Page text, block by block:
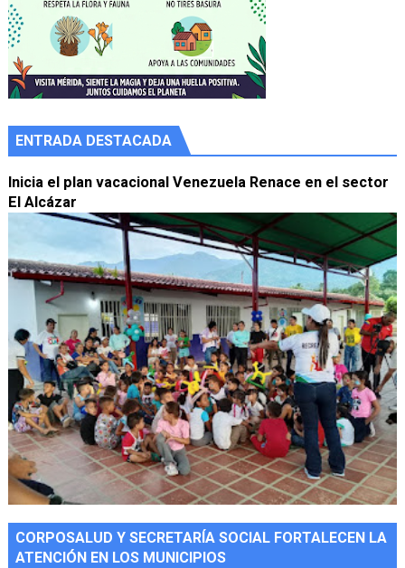
ENTRADA DESTACADA
Inicia el plan vacacional Venezuela Renace en el sector
El Alcázar
CORPOSALUD Y SECRETARÍA SOCIAL FORTALECEN LA
ATENCIÓN EN LOS MUNICIPIOS